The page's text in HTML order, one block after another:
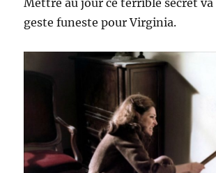
Mettre au jour ce terrible secret va
geste funeste pour Virginia.